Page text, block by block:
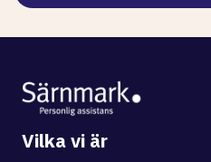
Vilka vi är